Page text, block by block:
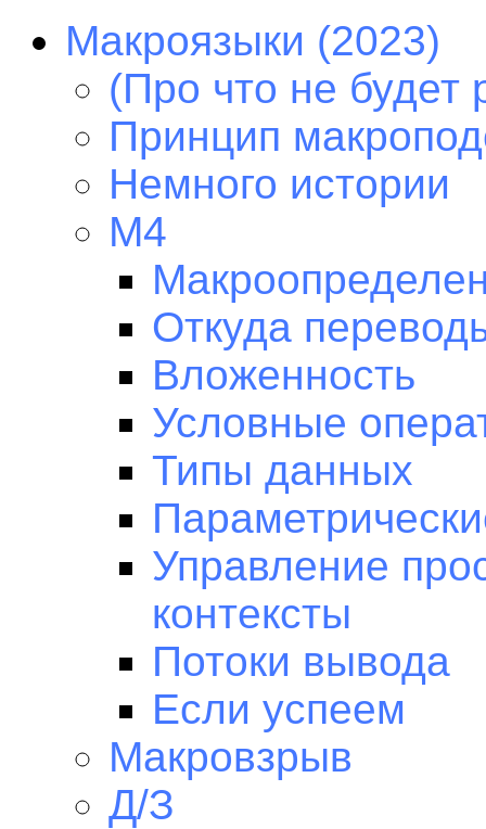
Макроязыки (2023)
(Про что не будет
Принцип
Немного истории
M4
Откуда
Вложенность
Условные
Типы данных
Управление
контексты
Потоки вывода
Если успеем
Макровзрыв
Д/З